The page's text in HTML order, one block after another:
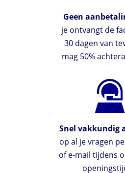
Geen
je ontvangt de
30 dagen van
mag 50%
Snel vakkundig
op al je vragen
of e-mail tijdens